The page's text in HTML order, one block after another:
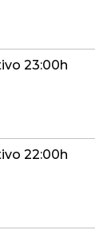
23:00h
22:00h